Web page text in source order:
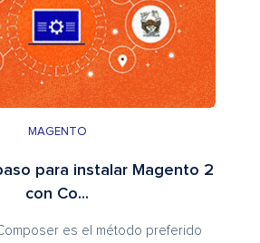
MAGENTO
para instalar Magento 2
con Co...
es el método preferido